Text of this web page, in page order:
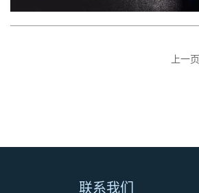
上一页
联系我们